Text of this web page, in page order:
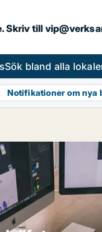
till
Sök bland alla
Notifikationer om nya